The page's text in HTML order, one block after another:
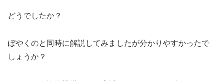
どうでしたか？
ぼやくのと同時に解説してみましたが分かりやすかったで
しょうか？